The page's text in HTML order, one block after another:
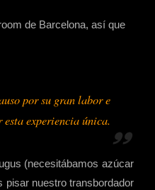
de Barcelona, así que
por su gran labor e
experiencia única.
(necesitábamos azúcar
pisar nuestro transbordador